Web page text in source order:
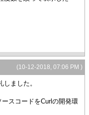
(10-12-2018, 07:06 PM )
ました。
スコードをCurlの開発環